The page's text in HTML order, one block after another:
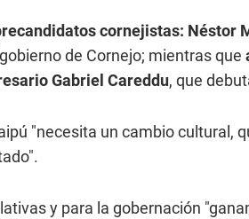
cornejistas: Néstor
de Cornejo; mientras que
Gabriel Careddu, que
"necesita un cambio cultural,
y para la gobernación